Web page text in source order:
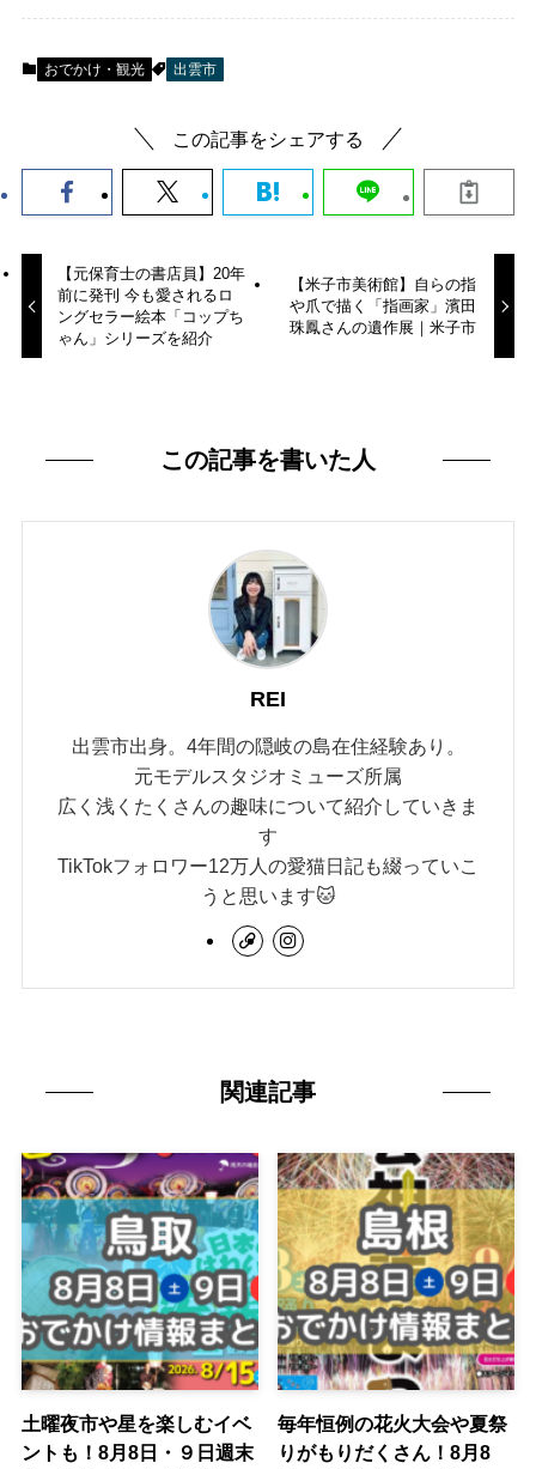
おでかけ・観光 出雲市
この記事をシェアする
【元保育士の書店員】20年
前に発刊 今も愛されるロ
ングセラー絵本「コップち
ゃん」シリーズを紹介
【米子市美術館】自らの指
や爪で描く「指画家」濱田
珠鳳さんの遺作展｜米子市
この記事を書いた人
REI
出雲市出身。4年間の隠岐の島在住経験あり。
元モデルスタジオミューズ所属
広く浅くたくさんの趣味について紹介していきま
す
TikTokフォロワー12万人の愛猫日記も綴っていこ
うと思います🐱
関連記事
土曜夜市や星を楽しむイベ
ントも！8月8日・９日週末
毎年恒例の花火大会や夏祭
りがもりだくさん！8月8